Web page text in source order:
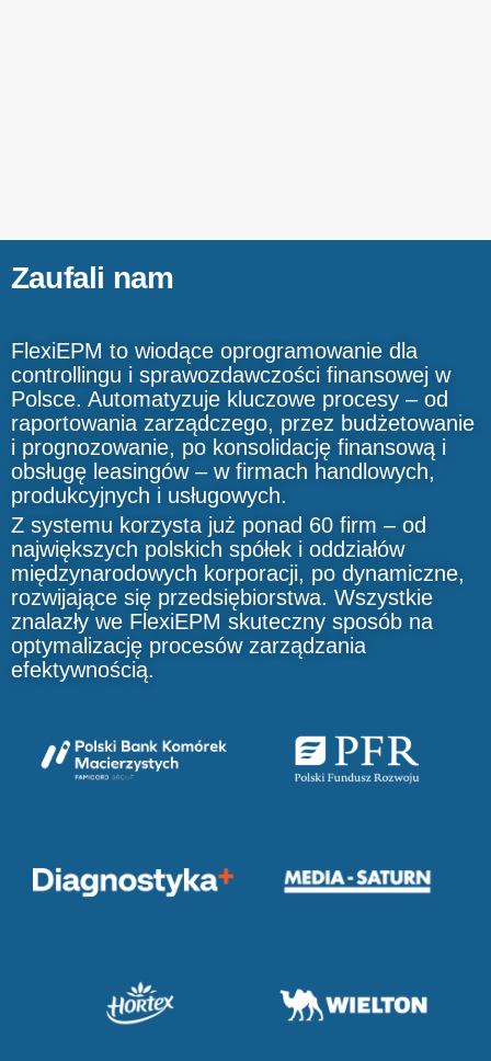
Zaufali nam
FlexiEPM to wiodące oprogramowanie dla
controllingu i sprawozdawczości finansowej w
Polsce. Automatyzuje kluczowe procesy – od
raportowania zarządczego, przez budżetowanie
i prognozowanie, po konsolidację finansową i
obsługę leasingów – w firmach handlowych,
produkcyjnych i usługowych.
Z systemu korzysta już ponad 60 firm – od
największych polskich spółek i oddziałów
międzynarodowych korporacji, po dynamiczne,
rozwijające się przedsiębiorstwa. Wszystkie
znalazły we FlexiEPM skuteczny sposób na
optymalizację procesów zarządzania
efektywnością.